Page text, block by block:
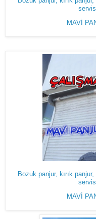
MAVİ
Bozuk panjur, kırık
MAVİ